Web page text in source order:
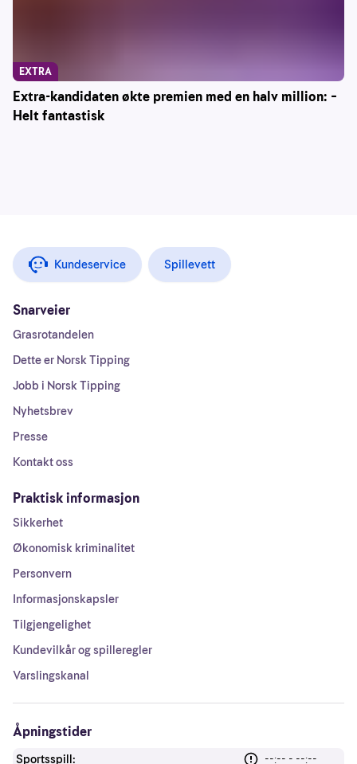
Extra-kandidaten økte premien med en halv million: –
Helt fantastisk
EXTRA
Kundeservice Spillevett
Snarveier
Grasrotandelen
Dette er Norsk Tipping
Jobb i Norsk Tipping
Nyhetsbrev
Presse
Kontakt oss
Praktisk informasjon
Sikkerhet
Økonomisk kriminalitet
Personvern
Informasjonskapsler
Tilgjengelighet
Kundevilkår og spilleregler
Varslingskanal
Åpningstider
Sportsspill: --:-- - --:--